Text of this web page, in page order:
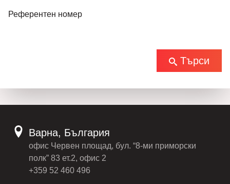
Референтен номер
Търси
Варна, България
офис Червен площад, бул. “8-ми приморски
полк” 83 ет.2, офис 2
+359 52 460 496